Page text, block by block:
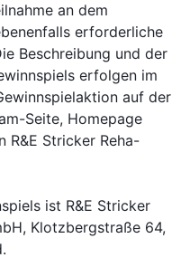
an dem
erforderliche
Beschreibung und der
erfolgen im
auf der
Seite, Homepage
R&E Stricker Reha-
ist R&E Stricker
Klotzbergstraße 64,